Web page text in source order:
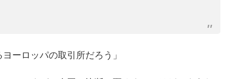
ーロッパの取引所だろう」